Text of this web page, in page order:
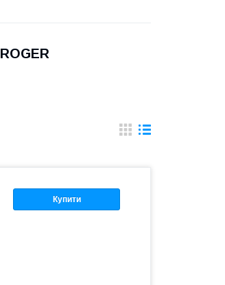
ROGER
Купити